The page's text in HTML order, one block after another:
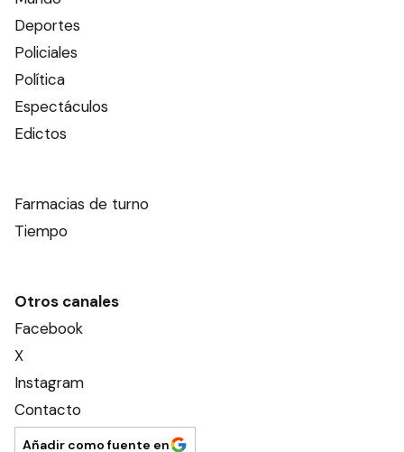
Deportes
Policiales
Política
Espectáculos
Edictos
Farmacias de turno
Tiempo
Otros canales
Facebook
X
Instagram
Contacto
Añadir como fuente en